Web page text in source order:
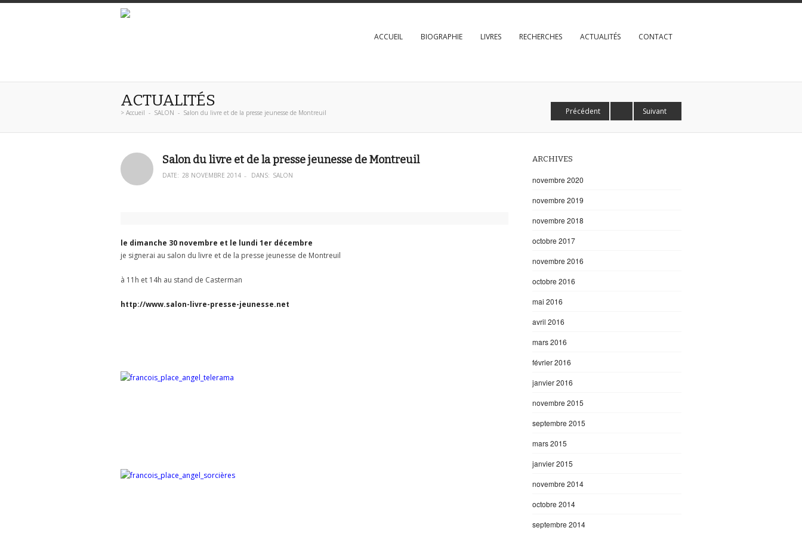
ACCUEIL BIOGRAPHIE LIVRES RECHERCHES ACTUALITÉS CONTACT
ACTUALITÉS
> Accueil - SALON - Salon du livre et de la presse jeunesse de Montreuil Précédent Suivant
Salon du livre et de la presse jeunesse de Montreuil
DATE: 28 NOVEMBRE 2014 – DANS: SALON
le dimanche 30 novembre et le lundi 1er décembre
je signerai au salon du livre et de la presse jeunesse de Montreuil
à 11h et 14h au stand de Casterman
http://www.salon-livre-presse-jeunesse.net
ARCHIVES
novembre 2020
novembre 2019
novembre 2018
octobre 2017
novembre 2016
octobre 2016
mai 2016
avril 2016
mars 2016
février 2016
janvier 2016
novembre 2015
septembre 2015
mars 2015
janvier 2015
novembre 2014
octobre 2014
septembre 2014